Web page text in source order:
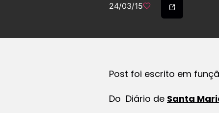
24/03/15
Post foi escrito em
Do Diário de Santa